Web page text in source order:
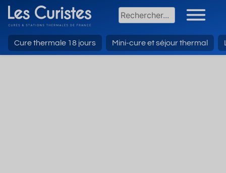
Cure thermale 18 jours Mini-cure et séjour thermal